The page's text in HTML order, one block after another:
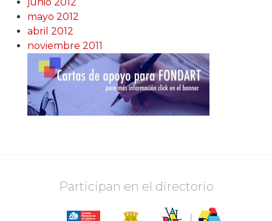
mayo 2012
abril 2012
noviembre 2011
Participan en el directorio